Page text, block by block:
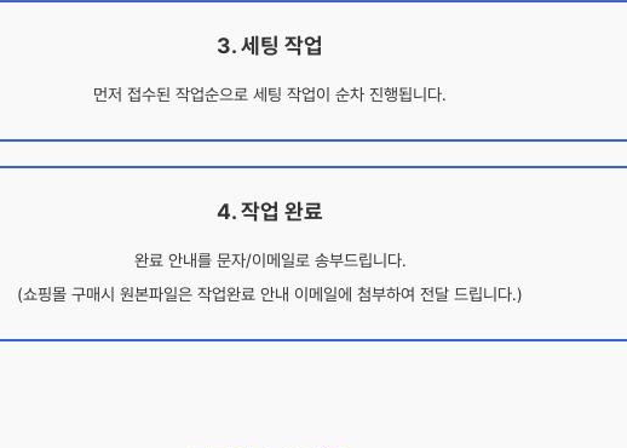
3. 세팅 작업
먼저 접수된 작업순으로 세팅 작업이 순차 진행됩니다.
4. 작업 완료
완료 안내를 문자/이메일로 송부드립니다.
(쇼핑몰 구매시 원본파일은 작업완료 안내 이메일에 첨부하여 전달 드립니다.)